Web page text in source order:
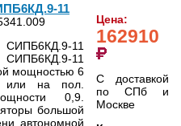
Цена:
162910
С доставкой
по СПб и
Москве
11
11
11
мощностью 6
или на пол.
0,9.
большой
автономной